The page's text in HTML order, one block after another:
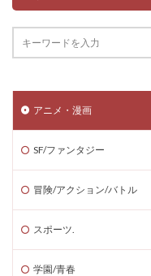
アニメ・漫画
SF/ファンタジー
冒険/アクション/バトル
スポーツ.
学園/青春